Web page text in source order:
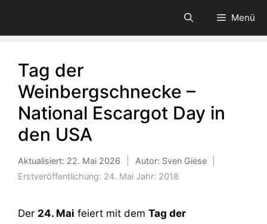
Menü
Tag der
Weinbergschnecke –
National Escargot Day in
den USA
Aktualisiert: 22. Mai 2026 Autor: Sven Giese
Erstveröffentlichung: 24. Mai Jahr: 2018
Der 24. Mai feiert mit dem Tag der